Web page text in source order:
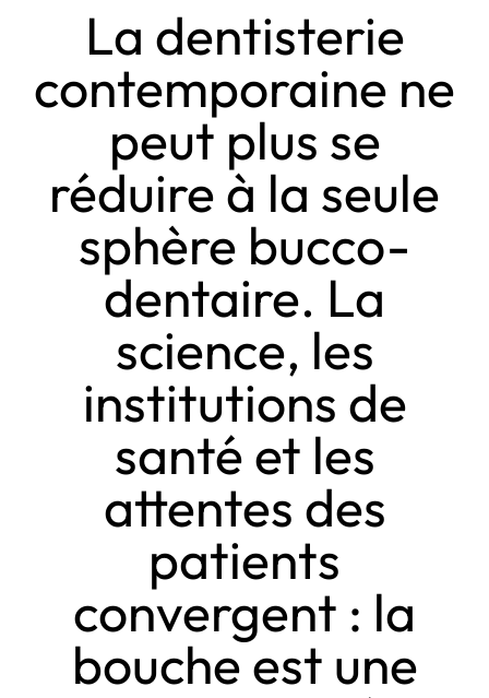
La dentisterie
contemporaine ne
peut plus se
réduire à la seule
sphère bucco-
dentaire. La
science, les
institutions de
santé et les
attentes des
patients
convergent : la
bouche est une